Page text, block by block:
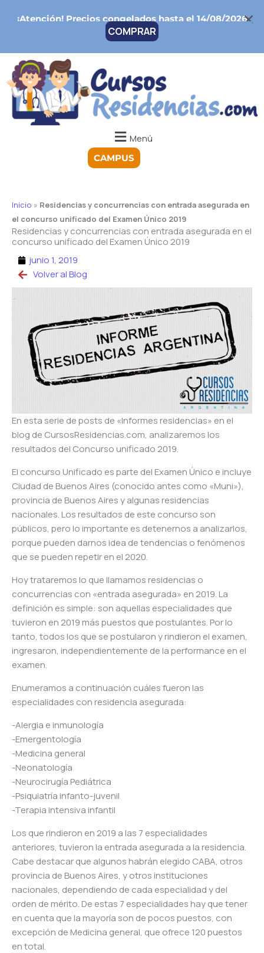
¡Atención!Precios congelados hasta el 14/08/2026
COMPRAR
Menú
CAMPUS
Inicio » Residencias y concurrencias con entrada asegurada en
el concurso unificado del Examen Único 2019
Residencias y concurrencias con entrada asegurada en el
concurso unificado del Examen Único 2019
junio 1, 2019
Volver al Blog
En esta serie de posts de «Informes residencias» en el
blog de CursosResidencias.com, analizaremos los
resultados del Concurso unificado 2019.
El concurso Unificado es parte del Examen Único e incluye
Ciudad de Buenos Aires (conocido antes como «Muni»),
provincia de Buenos Aires y algunas residencias
nacionales. Los resultados de este concurso son
públicos, pero lo importante es detenernos a analizarlos,
porque pueden darnos idea de tendencias o fenómenos
que se pueden repetir en el 2020.
Hoy trataremos lo que llamamos residencias o
concurrencias con «entrada asegurada» en 2019. La
definición es simple: son aquellas especialidades que
tuvieron en 2019 más puestos que postulantes. Por lo
tanto, todos los que se postularon y rindieron el examen,
ingresaron, independientemente de la performance en el
examen.
Enumeramos a continuación cuáles fueron las
especialidades con residencia asegurada:
-Alergia e inmunología
-Emergentología
-Medicina general
-Neonatología
-Neurocirugía Pediátrica
-Psiquiatría infanto-juvenil
-Terapia intensiva infantil
Los que rindieron en 2019 a las 7 especialidades
anteriores, tuvieron la entrada asegurada a la residencia.
Cabe destacar que algunos habrán elegido CABA, otros
provincia de Buenos Aires, y otros instituciones
nacionales, dependiendo de cada especialidad y del
orden de mérito. De estas 7 especialidades hay que tener
en cuenta que la mayoría son de pocos puestos, con
excepción de Medicina general, que ofrece 120 puestos
en total.